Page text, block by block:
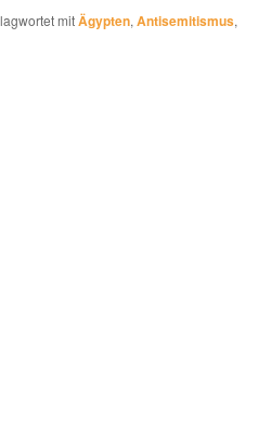
mitÄgypten, Antisemitismus,